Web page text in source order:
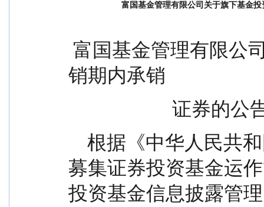
富国基金管理有限公司关于旗下基金
销期内承销
证券的
募集证券投资基金运
投资基金信息披露管